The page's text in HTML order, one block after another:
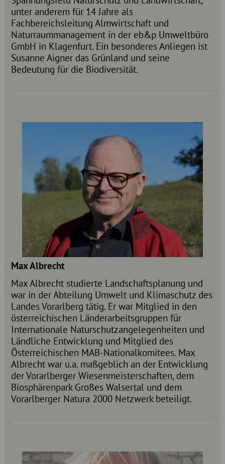
unter anderem für 14 Jahre als
Fachbereichsleitung Almwirtschaft und
Naturraummanagement in der eb&p Umweltbüro
GmbH in Klagenfurt. Ein besonderes Anliegen ist
Susanne Aigner das Grünland und seine
Bedeutung für die Biodiversität.
Max Albrecht
Max Albrecht studierte Landschaftsplanung und
war in der Abteilung Umwelt und Klimaschutz des
Landes Vorarlberg tätig. Er war Mitglied in den
österreichischen Länderarbeitsgruppen für
Internationale Naturschutzangelegenheiten und
Ländliche Entwicklung und Mitglied des
Österreichischen MAB-Nationalkomitees. Max
Albrecht war u.a. maßgeblich an der Entwicklung
der Vorarlberger Wiesenmeisterschaften, dem
Biosphärenpark Großes Walsertal und dem
Vorarlberger Natura 2000 Netzwerk beteiligt.